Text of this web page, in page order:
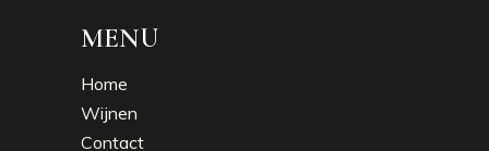
MENU
Home
Wijnen
Contact